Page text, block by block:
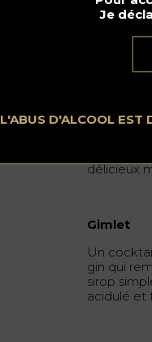
Je
L'ABUS D'ALCOOL EST
Un
délicieux
Gimlet
Un
gin qui
sirop
acidulé et